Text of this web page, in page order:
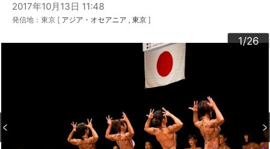
2017年10月13日 11:48
発信地：東京 [ アジア・オセアニア 東京 ]
1/26
2/26
3/26
4/26
5/26
6/26
7/26
8/26
9/26
10/26
11/26
12/26
13/26
14/26
15/26
16/26
17/26
18/26
19/26
20/26
21/26
22/26
23/26
24/26
25/26
26/26